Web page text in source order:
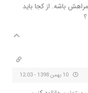
باشه. از کجا باید